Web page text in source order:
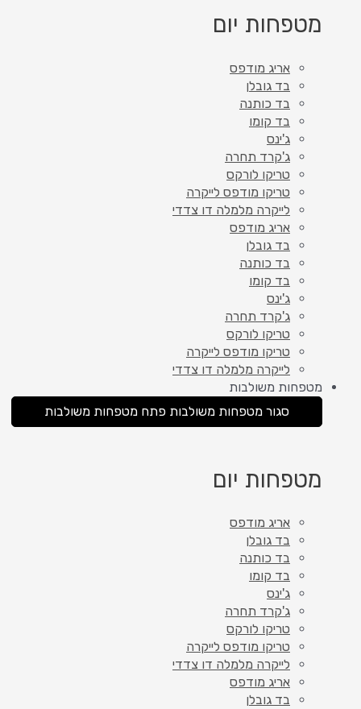
מטפחות יום
אריג מודפס
בד גובלן
בד כותנה
בד קומו
ג'ינס
ג'קרד תחרה
טריקו לורקס
טריקו מודפס לייקרה
לייקרה מלמלה דו צדדי
אריג מודפס
בד גובלן
בד כותנה
בד קומו
ג'ינס
ג'קרד תחרה
טריקו לורקס
טריקו מודפס לייקרה
לייקרה מלמלה דו צדדי
מטפחות משולבות
סגור מטפחות משולבות פתח מטפחות משולבות
מטפחות יום
אריג מודפס
בד גובלן
בד כותנה
בד קומו
ג'ינס
ג'קרד תחרה
טריקו לורקס
טריקו מודפס לייקרה
לייקרה מלמלה דו צדדי
אריג מודפס
בד גובלן